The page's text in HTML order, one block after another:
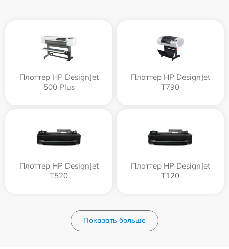
Плоттер HP DesignJet
500 Plus
Плоттер HP DesignJet
T790
Плоттер HP DesignJet
T520
Плоттер HP DesignJet
T120
Показать больше